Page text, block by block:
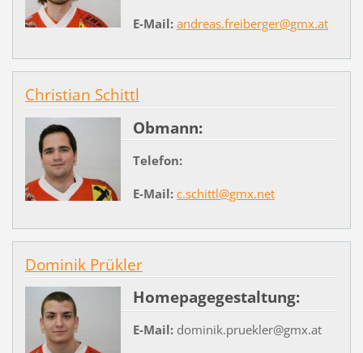
E-Mail: andreas.freiberger@gmx.at
Christian Schittl
Obmann:
Telefon:
E-Mail: c.schittl@gmx.net
Dominik Prükler
Homepagegestaltung:
E-Mail:dominik.pruekler@gmx.at